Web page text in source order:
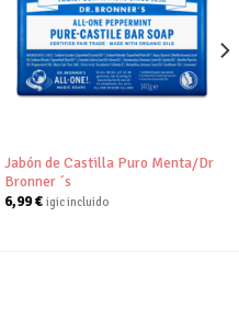
Añadir
a tu
lista de
deseos
Jabón de Castilla Puro Menta/Dr
Bronner ´s
6,99€ igic incluido